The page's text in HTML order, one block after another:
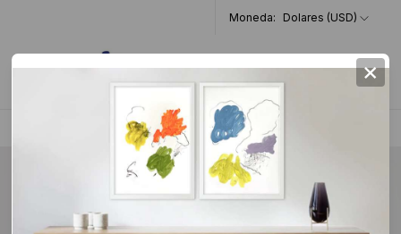
Moneda: Dolares (USD)
0
Cerámica >
×